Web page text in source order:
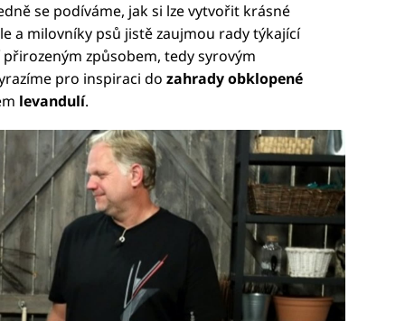
se podíváme, jak si lze vytvořit krásné
a milovníky psů jistě zaujmou rady týkající
způsobem, tedy syrovým
pro inspiraci do zahrady obklopené
levandulí.